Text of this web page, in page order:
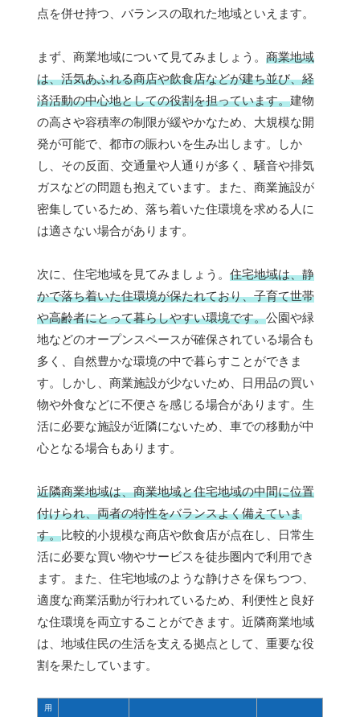
点を併せ持つ、バランスの取れた地域といえます。
まず、商業地域について見てみましょう。 商業地域
は、活気あふれる商店や飲食店などが建ち並び、経
済活動の中心地としての役割を担っています。建物
の高さや容積率の制限が緩やかなため、大規模な開
発が可能で、都市の賑わいを生み出します。しか
し、その反面、交通量や人通りが多く、騒音や排気
ガスなどの問題も抱えています。また、商業施設が
密集しているため、落ち着いた住環境を求める人に
は適さない場合があります。
次に、住宅地域を見てみましょう。 住宅地域は、静
かで落ち着いた住環境が保たれており、子育て世帯
や高齢者にとって暮らしやすい環境です。公園や緑
地などのオープンスペースが確保されている場合も
多く、自然豊かな環境の中で暮らすことができま
す。しかし、商業施設が少ないため、日用品の買い
物や外食などに不便さを感じる場合があります。生
活に必要な施設が近隣にないため、車での移動が中
心となる場合もあります。
近隣商業地域は、商業地域と住宅地域の中間に位置
付けられ、両者の特性をバランスよく備えていま
す。比較的小規模な商店や飲食店が点在し、日常生
活に必要な買い物やサービスを徒歩圏内で利用でき
ます。また、住宅地域のような静けさを保ちつつ、
適度な商業活動が行われているため、利便性と良好
な住環境を両立することができます。近隣商業地域
は、地域住民の生活を支える拠点として、重要な役
割を果たしています。
用